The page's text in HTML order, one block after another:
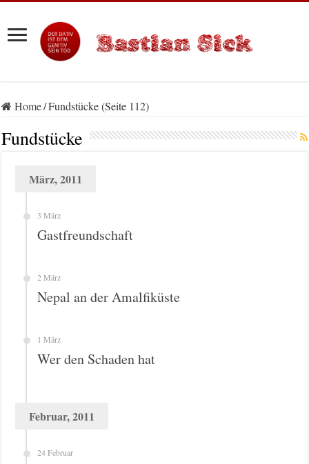
Home/Fundstücke (Seite 112)
Fundstücke
März, 2011
3 März
Gastfreundschaft
2 März
Nepal an der Amalfiküste
1 März
Wer den Schaden hat
Februar, 2011
24 Februar